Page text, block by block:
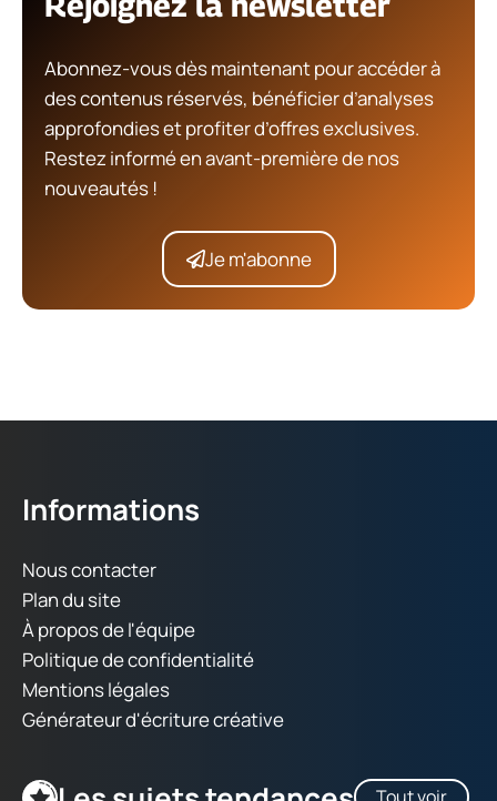
Abonnez-vous dès maintenant pour accéder à
des contenus réservés, bénéficier d’analyses
approfondies et profiter d’offres exclusives.
Restez informé en avant-première de nos
nouveautés !
Je m'abonne
Informations
Nous contacter
Plan du site
À propos de l'équipe
Politique de confidentialité
Mentions légales
Générateur d'écriture créative